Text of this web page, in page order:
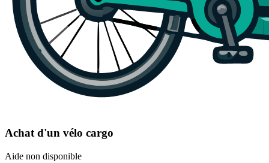
Achat d'un vélo cargo
Aide non disponible